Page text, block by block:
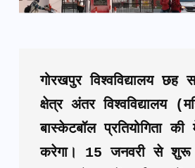
गोरखपुर विश्वविद्यालय छह
क्षेत्र अंतर विश्वविद्यालय
बास्केटबॉल प्रतियोगिता की
करेगा। 15 जनवरी से शुरू